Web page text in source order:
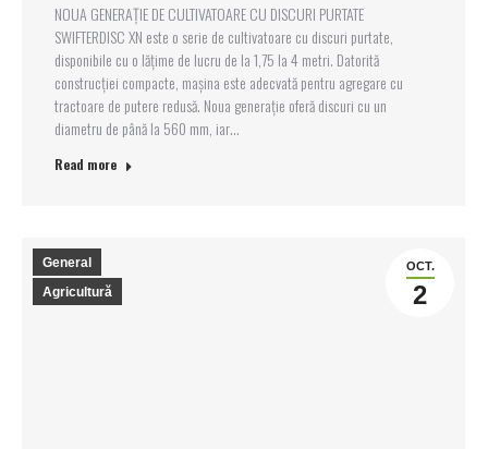
NOUA GENERAȚIE DE CULTIVATOARE CU DISCURI PURTATE
SWIFTERDISC XN este o serie de cultivatoare cu discuri purtate,
disponibile cu o lățime de lucru de la 1,75 la 4 metri. Datorită
construcției compacte, mașina este adecvată pentru agregare cu
tractoare de putere redusă. Noua generație oferă discuri cu un
diametru de până la 560 mm, iar…
Read more
OCT.
2
General
Agricultură